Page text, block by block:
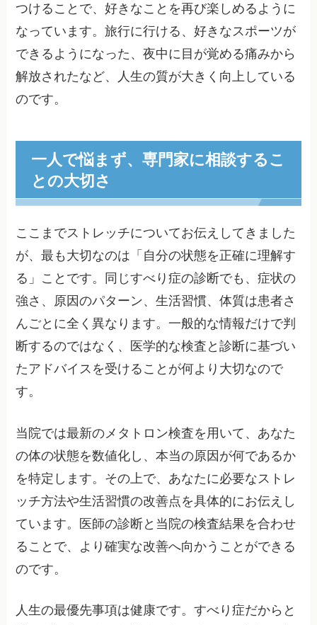
つけることで、好きなことを再び楽しめるように
なっています。旅行に行ける、好きなスポーツが
できるようになった、夜中に目が覚める痛みから
解放されたなど、人生の質が大きく向上している
のです。
一人で悩まず、専門家に相談するこ
との大切さ
ここまでストレッチについてお伝えしてきました
が、最も大切なのは「自分の状態を正確に理解す
る」ことです。同じすべり症の診断でも、症状の
強さ、原因のパターン、生活習慣、体質は患者さ
んごとに全く異なります。一般的な情報だけで判
断するのではなく、医学的な検査と診断に基づい
たアドバイスを受けることが何より大切なので
す。
当院では最新のメタトロン検査を用いて、あなた
の体の状態を数値化し、本当の原因が何であるか
を特定します。その上で、あなたに必要なストレ
ッチ方法や生活習慣の改善点を具体的にお伝えし
ています。医師の診断と当院の検査結果を合わせ
ることで、より確実な改善へ向かうことができる
のです。
人生の最優先事項は健康です。すべり症だからと